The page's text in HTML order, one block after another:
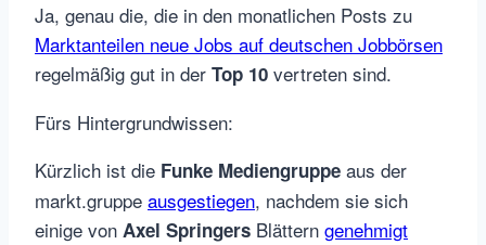
Ja, genau die, die in den monatlichen Posts zu
Marktanteilen neue Jobs auf deutschen Jobbörsen
regelmäßig gut in der Top 10 vertreten sind.
Fürs Hintergrundwissen:
Kürzlich ist die Funke Mediengruppe aus der
markt.gruppe ausgestiegen, nachdem sie sich
einige von Axel Springers Blättern genehmigt